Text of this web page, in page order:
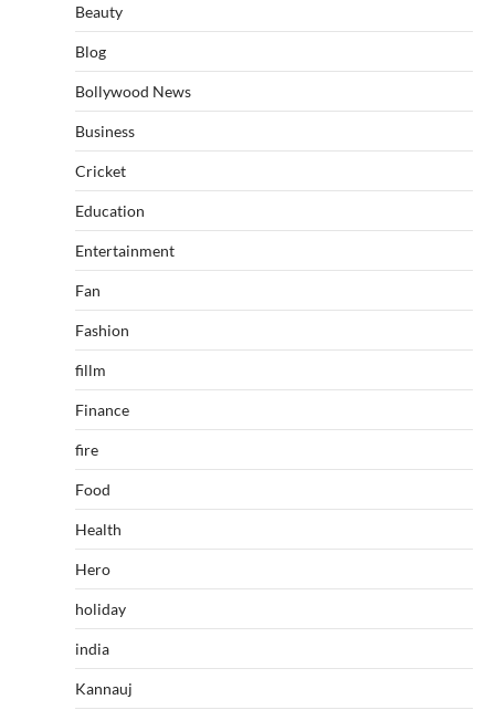
Beauty
Blog
Bollywood News
Business
Cricket
Education
Entertainment
Fan
Fashion
fillm
Finance
fire
Food
Health
Hero
holiday
india
Kannauj